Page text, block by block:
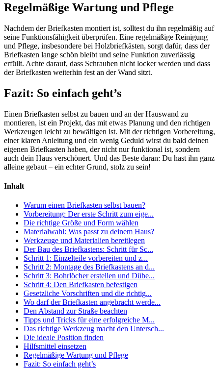
Regelmäßige Wartung und Pflege
Nachdem der Briefkasten montiert ist, solltest du ihn regelmäßig auf
seine Funktionsfähigkeit überprüfen. Eine regelmäßige Reinigung
und Pflege, insbesondere bei Holzbriefkästen, sorgt dafür, dass der
Briefkasten lange schön bleibt und seine Funktion zuverlässig
erfüllt. Achte darauf, dass Schrauben nicht locker werden und dass
der Briefkasten weiterhin fest an der Wand sitzt.
Fazit: So einfach geht’s
Einen Briefkasten selbst zu bauen und an der Hauswand zu
montieren, ist ein Projekt, das mit etwas Planung und den richtigen
Werkzeugen leicht zu bewältigen ist. Mit der richtigen Vorbereitung,
einer klaren Anleitung und ein wenig Geduld wirst du bald deinen
eigenen Briefkasten haben, der nicht nur funktional ist, sondern
auch dein Haus verschönert. Und das Beste daran: Du hast ihn ganz
alleine gebaut – ein echter Grund, stolz zu sein!
Inhalt
Warum einen Briefkasten selbst bauen?
Vorbereitung: Der erste Schritt zum eige...
Die richtige Größe und Form wählen
Materialwahl: Was passt zu deinem Haus?
Werkzeuge und Materialien bereitlegen
Der Bau des Briefkastens: Schritt für Sc...
Schritt 1: Einzelteile vorbereiten und z...
Schritt 2: Montage des Briefkastens an d...
Schritt 3: Bohrlöcher erstellen und Dübe...
Schritt 4: Den Briefkasten befestigen
Gesetzliche Vorschriften und die richtig...
Wo darf der Briefkasten angebracht werde...
Den Abstand zur Straße beachten
Tipps und Tricks für eine erfolgreiche M...
Das richtige Werkzeug macht den Untersch...
Die ideale Position finden
Hilfsmittel einsetzen
Regelmäßige Wartung und Pflege
Fazit: So einfach geht’s